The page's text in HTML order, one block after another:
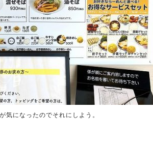
気になったのでそれにしよう。